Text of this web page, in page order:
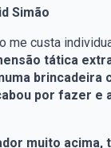
Simão
me custa
tática
brincadeira
por fazer e
muito acima,